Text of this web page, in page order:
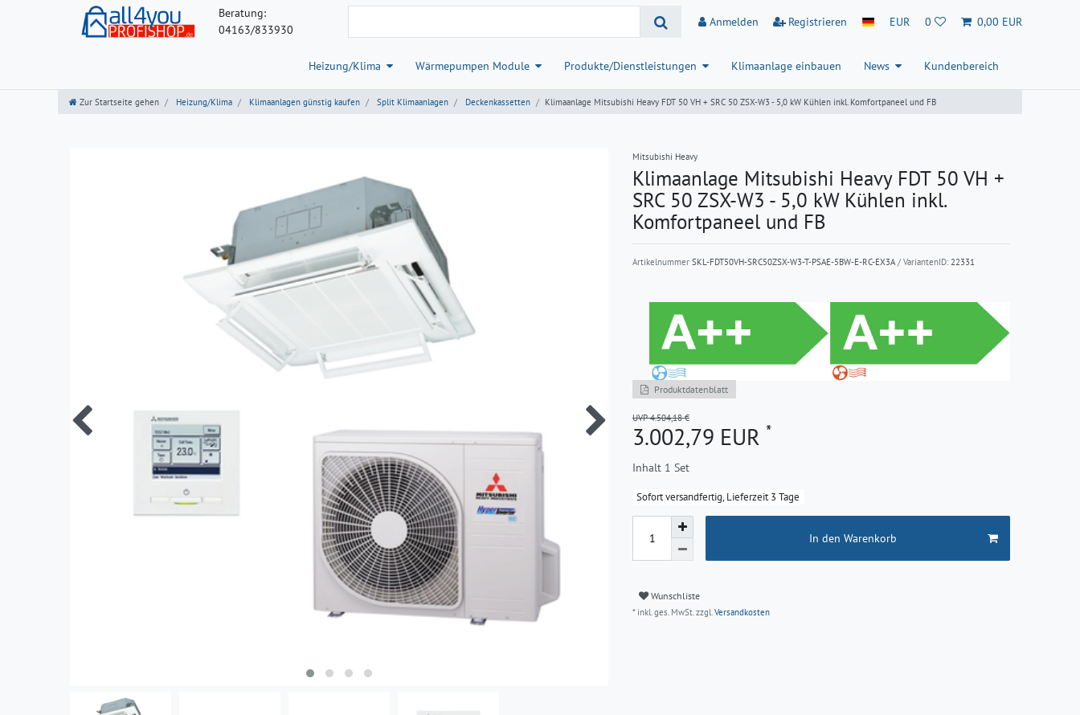
Beratung:
04163/833930
Anmelden Registrieren EUR 0 0,00 EUR
Heizung/Klima Wärmepumpen Module Produkte/Dienstleistungen Klimaanlage einbauen News Kundenbereich
Zur Startseite gehen Heizung/Klima Klimaanlagen günstig kaufen Split Klimaanlagen Deckenkassetten Klimaanlage Mitsubishi Heavy FDT 50 VH + SRC 50 ZSX-W3 - 5,0 kW Kühlen inkl. Komfortpaneel und FB
Mitsubishi Heavy
Klimaanlage Mitsubishi Heavy FDT 50 VH +
SRC 50 ZSX-W3 - 5,0 kW Kühlen inkl.
Komfortpaneel und FB
Artikelnummer SKL-FDT50VH-SRC50ZSX-W3-T-PSAE-5BW-E-RC-EX3A/ VariantenID: 22331
Produktdatenblatt
UVP 4.504,18 €
3.002,79 EUR *
Inhalt 1 Set
Sofort versandfertig, Lieferzeit 3 Tage
In den Warenkorb
Wunschliste
* inkl. ges. MwSt. zzgl.Versandkosten